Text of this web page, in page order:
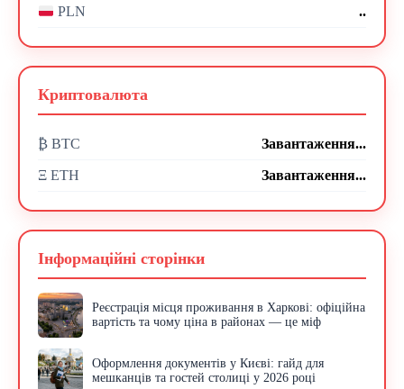
PLN ..
Криптовалюта
₿ BTC Завантаження...
Ξ ETH Завантаження...
Інформаційні сторінки
Реєстрація місця проживання в Харкові: офіційна
вартість та чому ціна в районах — це міф
Оформлення документів у Києві: гайд для
мешканців та гостей столиці у 2026 році